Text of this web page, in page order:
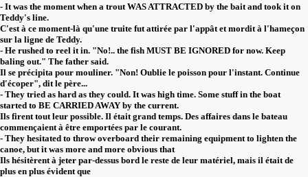
- It was the moment when a trout WAS ATTRACTED by the bait and took it on
Teddy's line.
C'est à ce moment-là qu'une truite fut attirée par l'appât et mordit à l'hameçon
sur la ligne de Teddy.
- He rushed to reel it in. "No!.. the fish MUST BE IGNORED for now. Keep
baling out." The father said.
Il se précipita pour mouliner. "Non! Oublie le poisson pour l'instant. Continue
d'écoper", dit le père...
- They tried as hard as they could. It was high time. Some stuff in the boat
started to BE CARRIED AWAY by the current.
Ils firent tout leur possible. Il était grand temps. Des affaires dans le bateau
commençaient à être emportées par le courant.
- They hesitated to throw overboard their remaining equipment to lighten the
canoe, but it was more and more obvious that
Ils hésitèrent à jeter par-dessus bord le reste de leur matériel, mais il était de
plus en plus évident que